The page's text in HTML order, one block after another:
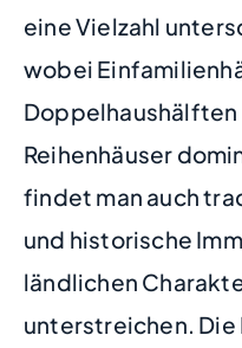
eine Vielzahl
wobei
Doppelhaushälften
Reihenhäuser
findet man auch
und historische
ländlichen
unterstreichen.